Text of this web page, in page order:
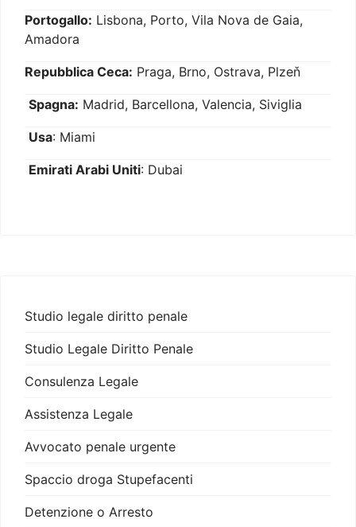
Portogallo: Lisbona, Porto, Vila Nova de Gaia,
Amadora
Repubblica Ceca: Praga, Brno, Ostrava, Plzeň
Spagna: Madrid, Barcellona, Valencia, Siviglia
Usa: Miami
Emirati Arabi Uniti: Dubai
Studio legale diritto penale
Studio Legale Diritto Penale
Consulenza Legale
Assistenza Legale
Avvocato penale urgente
Spaccio droga Stupefacenti
Detenzione o Arresto